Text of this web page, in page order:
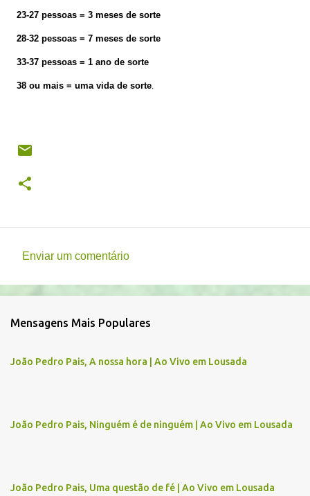
23-27 pessoas = 3 meses de sorte
28-32 pessoas = 7 meses de sorte
33-37 pessoas = 1 ano de sorte
38 ou mais = uma vida de sorte.
e
t
i
Enviar um comentário
Mensagens Mais Populares
João Pedro Pais, A nossa hora | Ao Vivo em Lousada
João Pedro Pais, Ninguém é de ninguém | Ao Vivo em Lousada
João Pedro Pais, Uma questão de fé | Ao Vivo em Lousada